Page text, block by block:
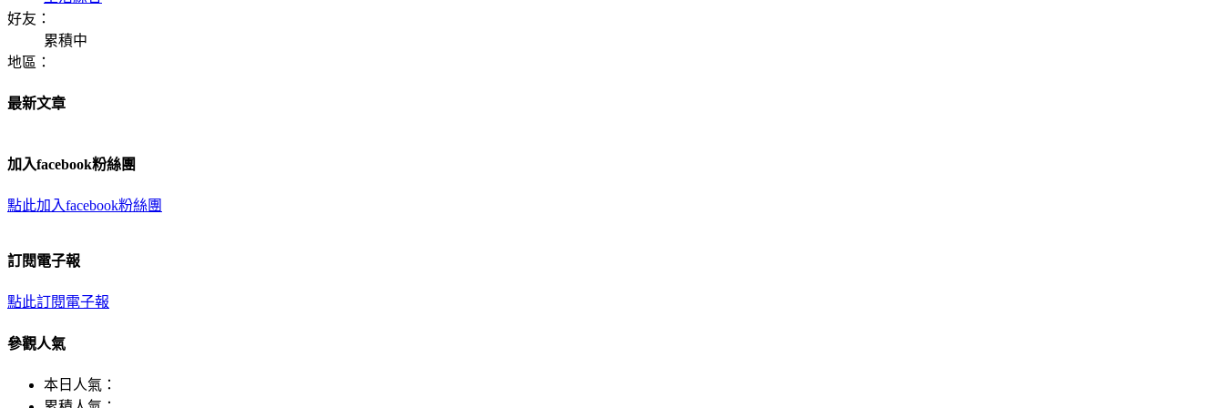
好友：
累積中
地區：
最新文章
加入facebook粉絲團
點此加入facebook粉絲團
訂閱電子報
點此訂閱電子報
參觀人氣
本日人氣：